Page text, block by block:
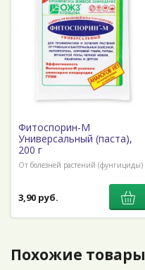
Фитоспорин-М
Универсальный (паста),
200 г
От болезней растений (фунгициды)
3,90 руб.
Похожие товары